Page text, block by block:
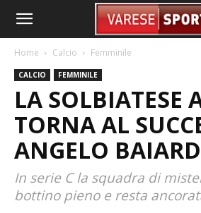
Home Calcio Femminile
CALCIO FEMMINILE
LA SOLBIATESE
TORNA AL
ANGELO
In serie C la squadra di
bottino pieno e resta